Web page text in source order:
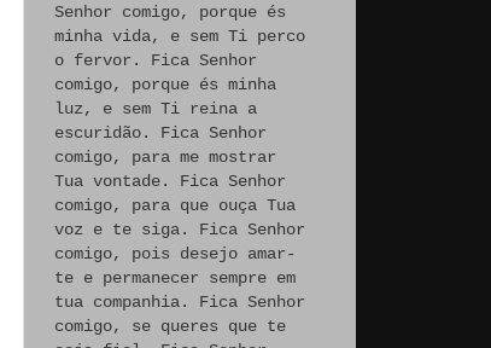
Senhor comigo, porque és
minha vida, e sem Ti perco
o fervor. Fica Senhor
comigo, porque és minha
luz, e sem Ti reina a
escuridão. Fica Senhor
comigo, para me mostrar
Tua vontade. Fica Senhor
comigo, para que ouça Tua
voz e te siga. Fica Senhor
comigo, pois desejo amar-
te e permanecer sempre em
tua companhia. Fica Senhor
comigo, se queres que te